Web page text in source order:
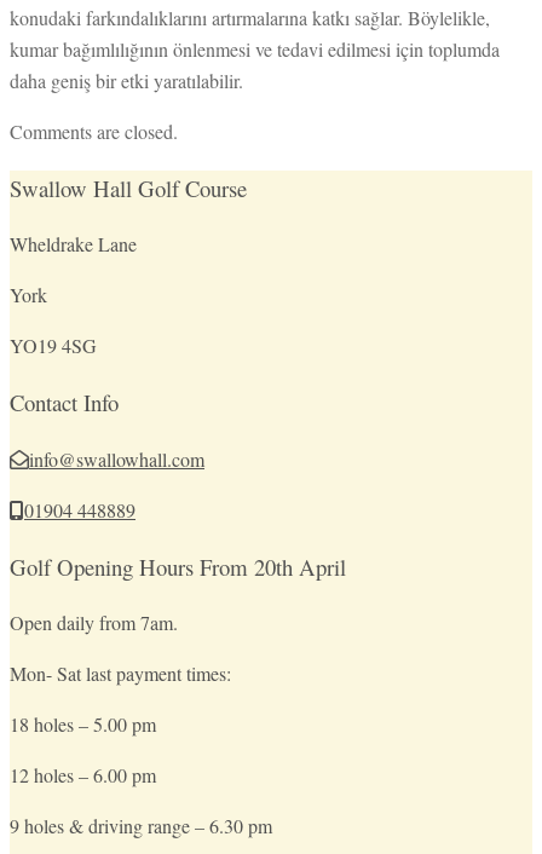
konudaki farkındalıklarını artırmalarına katkı sağlar. Böylelikle,
kumar bağımlılığının önlenmesi ve tedavi edilmesi için toplumda
daha geniş bir etki yaratılabilir.
Comments are closed.
Swallow Hall Golf Course
Wheldrake Lane
York
YO19 4SG
Contact Info
info@swallowhall.com
01904 448889
Golf Opening Hours From 20th April
Open daily from 7am.
Mon- Sat last payment times:
18 holes – 5.00 pm
12 holes – 6.00 pm
9 holes & driving range – 6.30 pm